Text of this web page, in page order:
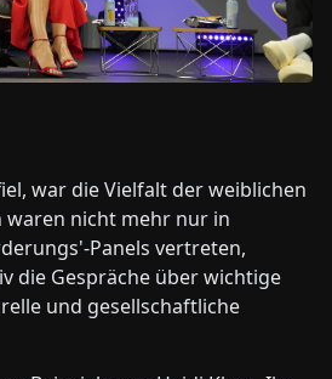
war die Vielfalt der weiblichen
waren nicht mehr nur in
Panels vertreten,
die Gespräche über wichtige
und gesellschaftliche